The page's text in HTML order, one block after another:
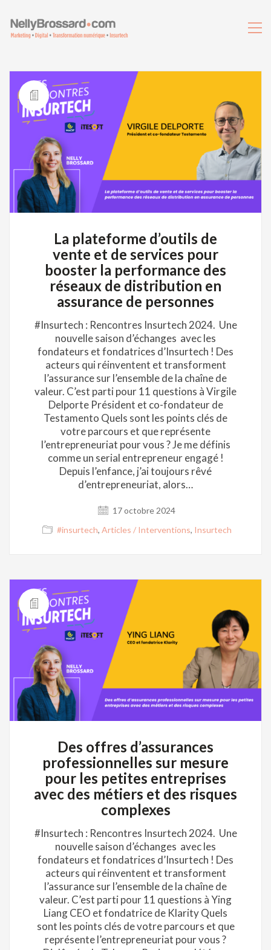
La plateforme d’outils de
vente et de services pour
booster la performance des
réseaux de distribution en
assurance de personnes
#Insurtech : Rencontres Insurtech 2024. Une
nouvelle saison d’échanges avec les
fondateurs et fondatrices d’Insurtech ! Des
acteurs qui réinventent et transforment
l’assurance sur l’ensemble de la chaîne de
valeur. C’est parti pour 11 questions à Virgile
Delporte Président et co-fondateur de
Testamento Quels sont les points clés de
votre parcours et que représente
l’entrepreneuriat pour vous ? Je me définis
comme un serial entrepreneur engagé !
Depuis l’enfance, j’ai toujours rêvé
d’entrepreneuriat, alors…
17 octobre 2024
#insurtech, Articles / Interventions, Insurtech
Des offres d’assurances
professionnelles sur mesure
pour les petites entreprises
avec des métiers et des risques
complexes
#Insurtech : Rencontres Insurtech 2024. Une
nouvelle saison d’échanges avec les
fondateurs et fondatrices d’Insurtech ! Des
acteurs qui réinventent et transforment
l’assurance sur l’ensemble de la chaîne de
valeur. C’est parti pour 11 questions à Ying
Liang CEO et fondatrice de Klarity Quels
sont les points clés de votre parcours et que
représente l’entrepreneuriat pour vous ?